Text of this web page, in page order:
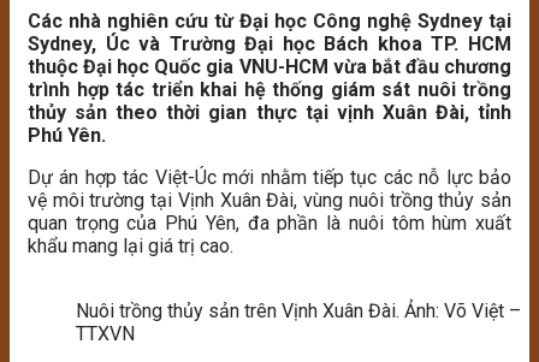
Các nhà nghiên cứu từ Đại học Công nghệ Sydney tại
Sydney, Úc và Trường Đại học Bách khoa TP. HCM
thuộc Đại học Quốc gia VNU-HCM vừa bắt đầu chương
trình hợp tác triển khai hệ thống giám sát nuôi trồng
thủy sản theo thời gian thực tại vịnh Xuân Đài, tỉnh
Phú Yên.
Dự án hợp tác Việt-Úc mới nhằm tiếp tục các nỗ lực bảo
vệ môi trường tại Vịnh Xuân Đài, vùng nuôi trồng thủy sản
quan trọng của Phú Yên, đa phần là nuôi tôm hùm xuất
khẩu mang lại giá trị cao.
Nuôi trồng thủy sản trên Vịnh Xuân Đài. Ảnh: Võ Việt –
TTXVN